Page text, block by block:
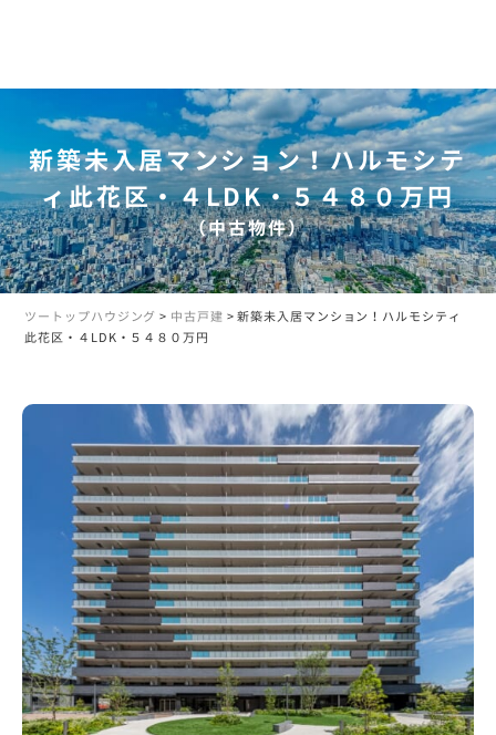
新築未入居マンション！ハルモシテ
ィ此花区・４LDK・５４８０万円
（中古物件）
ツートップハウジング > 中古戸建 >新築未入居マンション！ハルモシティ
此花区・４LDK・５４８０万円